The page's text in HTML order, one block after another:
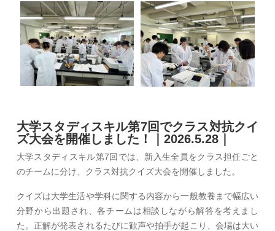
大学スタディスキル第7回でクラス対抗クイ
ズ大会を開催しました！｜2026.5.28｜
大学スタディスキル第7回では、新入生全員をクラス担任ごと
のチームに分け、クラス対抗クイズ大会を開催しました。
クイズは大学生活や学科に関する内容から一般教養まで幅広い
分野から出題され、各チームは相談しながら解答を考えまし
た。正解が発表されるたびに歓声や拍手が起こり、会場は大い